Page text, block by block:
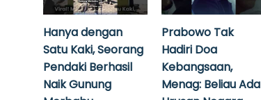
Hanya dengan
Satu Kaki, Seorang
Pendaki Berhasil
Naik Gunung
Prabowo Tak
Hadiri Doa
Kebangsaan,
Menag: Beliau Ada